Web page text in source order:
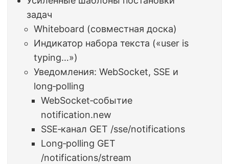
задач
Whiteboard (совместная доска)
Индикатор набора текста («user is
typing…»)
Уведомления: WebSocket, SSE и
long‑polling
WebSocket‑событие
notification.new
SSE‑канал GET /sse/notifications
Long‑polling GET
/notifications/stream